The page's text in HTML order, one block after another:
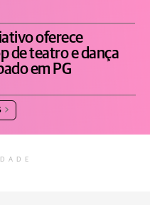
oferece
de teatro e dança
em PG